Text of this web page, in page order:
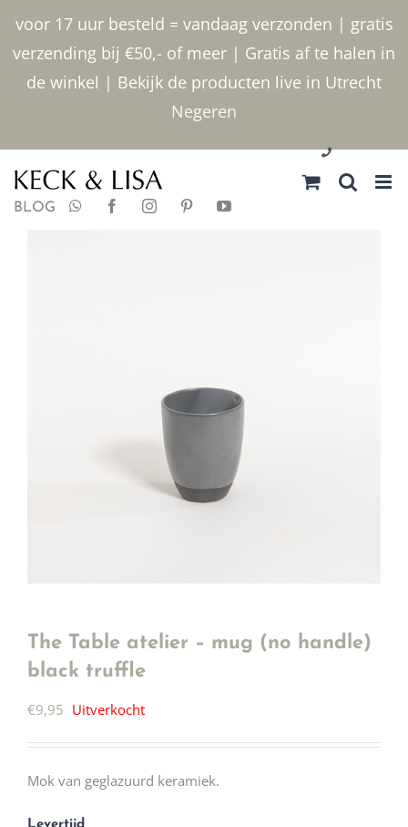
voor 17 uur besteld = vandaag verzonden | gratis
verzending bij €50,- of meer | Gratis af te halen in
de winkel | Bekijk de producten live in Utrecht
Negeren
inhoud
030 2400000
BLOG
The Table atelier – mug (no handle)
black truffle
€9,95 Uitverkocht
Mok van geglazuurd keramiek.